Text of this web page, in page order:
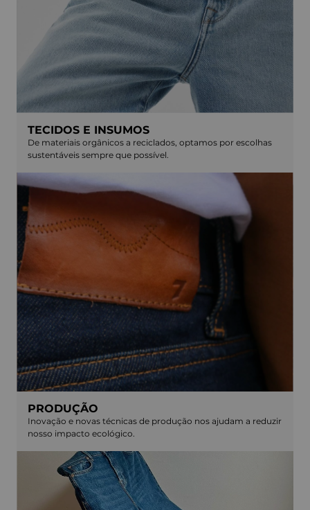
TECIDOS E INSUMOS
De materiais orgânicos a reciclados, optamos por escolhas
sustentáveis sempre que possível.
PRODUÇÃO
Inovação e novas técnicas de produção nos ajudam a reduzir
nosso impacto ecológico.